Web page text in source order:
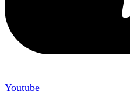
Youtube